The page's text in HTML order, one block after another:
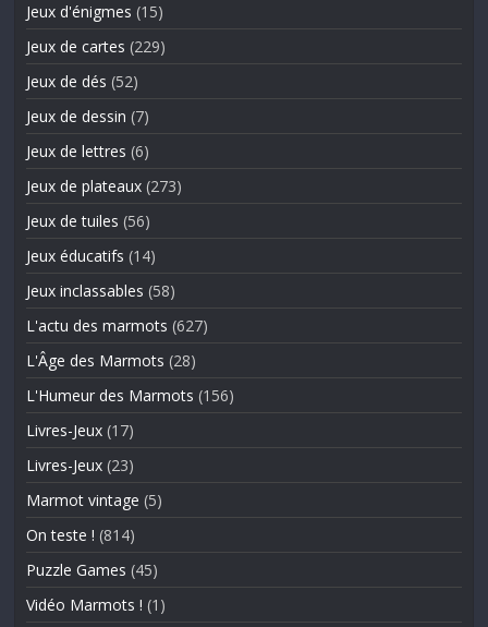
Jeux d'énigmes (15)
Jeux de cartes (229)
Jeux de dés (52)
Jeux de dessin (7)
Jeux de lettres (6)
Jeux de plateaux (273)
Jeux de tuiles (56)
Jeux éducatifs (14)
Jeux inclassables (58)
L'actu des marmots (627)
L'Âge des Marmots (28)
L'Humeur des Marmots (156)
Livres-Jeux (17)
Livres-Jeux (23)
Marmot vintage (5)
On teste ! (814)
Puzzle Games (45)
Vidéo Marmots ! (1)